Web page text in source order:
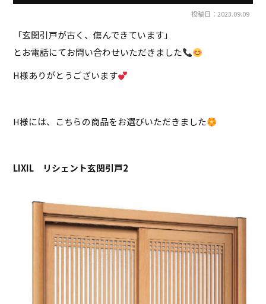
投稿日：2023.09.09
「玄関引戸が古く、傷んできています」
とお電話にてお問い合わせいただきました
H様ありがとうございます
H様には、こちらの商品をお選びいただきました
LIXIL リシェント玄関引戸2